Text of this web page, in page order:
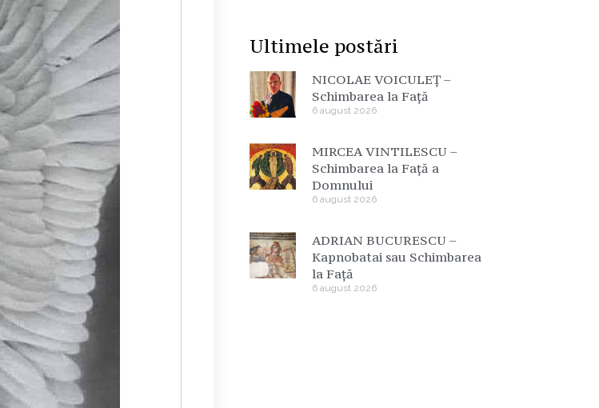
Ultimele postări
NICOLAE VOICULEȚ –
Schimbarea la Față
6 august 2026
MIRCEA VINTILESCU –
Schimbarea la Față a
Domnului
6 august 2026
ADRIAN BUCURESCU –
Kapnobatai sau Schimbarea
la Față
6 august 2026